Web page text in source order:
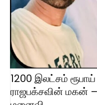
1200 இலட்சம்
ராஜபக்சவின் மகன்